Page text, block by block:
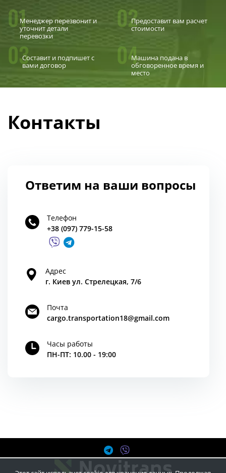
01Менеджер перезвонит и
уточнит детали
перевозки
02Предоставит вам расчет
стоимости
03Составит и подпишет с
вами договор
04Машина подана в
обговоренное время и
место
Контакты
Ответим на ваши вопросы
Телефон
+38 (097) 779-15-58
Адрес
г. Киев ул. Стрелецкая, 7/6
Почта
cargo.transportation18@gmail.com
Часы работы
ПН-ПТ: 10.00 - 19:00